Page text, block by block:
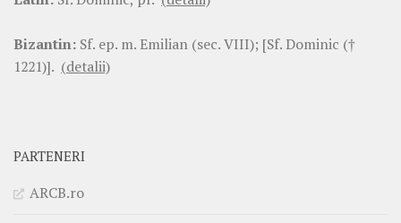
Bizantin: Sf. ep. m. Emilian (sec. VIII); [Sf. Dominic (†
1221)]. (detalii)
PARTENERI
ARCB.ro